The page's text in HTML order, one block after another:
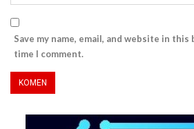
Save my name, email, and website in
time I comment.